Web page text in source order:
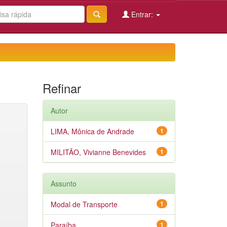
Entrar:
Refinar
Autor
1
LIMA, Mônica de Andrade
1
MILITÃO, Vivianne Benevides
Assunto
1
Modal de Transporte
1
Paraíba